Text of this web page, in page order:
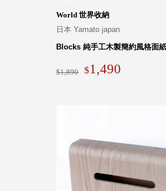
World 世界收納
日本 Yamato japan
Blocks 純手工木製簡約風格面
1,890 1,490